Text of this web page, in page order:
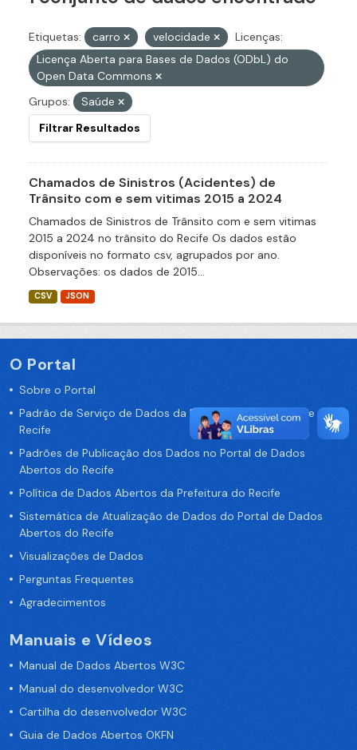
Etiquetas: carro velocidade
Licenças:
Licença Aberta para Bases de Dados (ODbL) do
Open Data Commons
Grupos:
Saúde
Filtrar Resultados
Chamados de Sinistros (Acidentes) de
Trânsito com e sem vitimas 2015 a 2024
Chamados de Sinistros de Trânsito com e sem vitimas
2015 a 2024 no trânsito do Recife Os dados estão
disponíveis no formato csv, agrupados por ano.
Observações: os dados de 2015...
CSV JSON
O Portal
Sobre o Portal
Padrão de Serviço de Dados da Prefeitura da Cidade de
Recife
Padrões de Publicação dos Dados no Portal de Dados
Abertos do Recife
Política de Dados Abertos da Prefeitura do Recife
Sistemática de Atualização de Dados do Portal de Dados
Abertos do Recife
Visualizações de Dados
Perguntas Frequentes
Agradecimentos
Manuais e Vídeos
Manual de Dados Abertos W3C
Manual do desenvolvedor W3C
Cartilha do desenvolvedor W3C
Guia de Dados Abertos OKFN